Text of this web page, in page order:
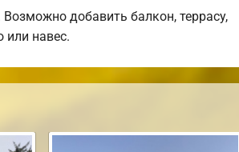
добавить балкон, террасу,
или навес.